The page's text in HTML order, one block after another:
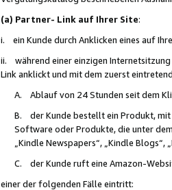
(a) Partner- Link auf Ihrer Site:
i. ein Kunde durch Anklicken eines auf
ii. während einer einzigen Internetsitzung
Link anklickt und mit dem zuerst
A. Ablauf von 24 Stunden seit dem
B. der Kunde bestellt ein Produkt, mit
Software oder Produkte, die unter dem
„Kindle Newspapers“, „Kindle Blogs“,
C. der Kunde ruft eine Amazon-
einer der folgenden Fälle eintritt: